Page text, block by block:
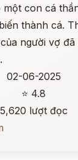
một con cá
thành cá.
người vợ đã
02-06-2025
⭐ 4.8
5,620 lượt đọc